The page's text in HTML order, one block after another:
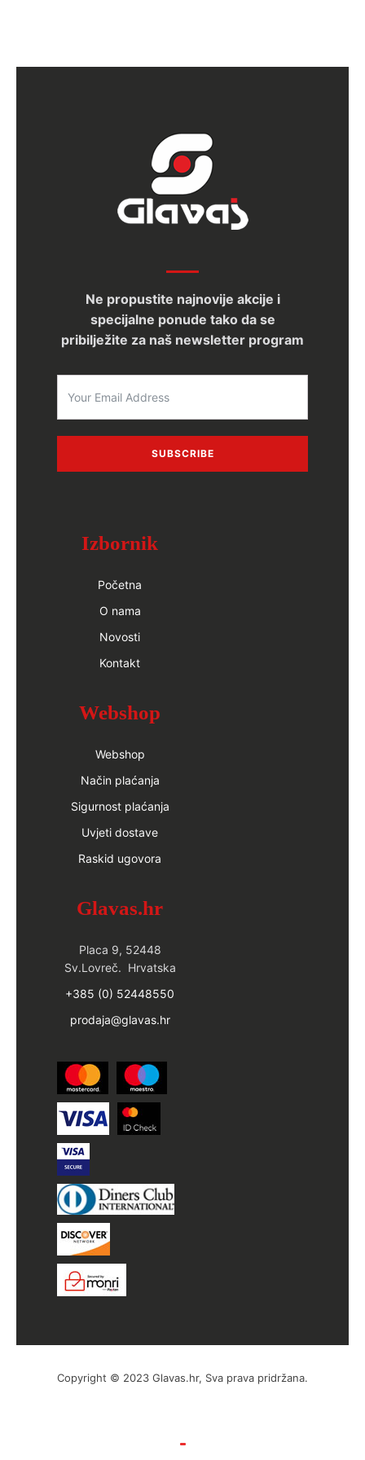
Ne propustite najnovije akcije i
specijalne ponude tako da se
pribilježite za naš newsletter program
SUBSCRIBE
Izbornik
Početna
O nama
Novosti
Kontakt
Webshop
Webshop
Način plaćanja
Sigurnost plaćanja
Uvjeti dostave
Raskid ugovora
Glavas.hr
Placa 9, 52448
Sv.Lovreč. Hrvatska
+385 (0) 52448550
prodaja@glavas.hr
Copyright © 2023 Glavas.hr, Sva prava pridržana.